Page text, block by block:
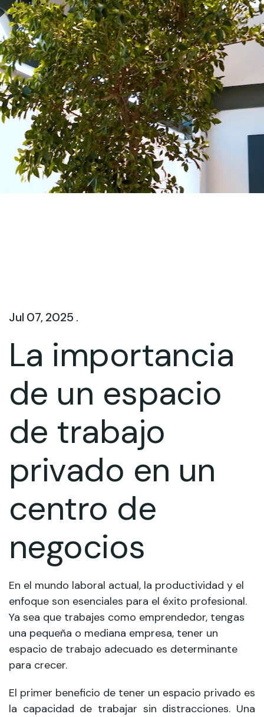
Jul 07, 2025 .
La importancia
de un espacio
de trabajo
privado en un
centro de
negocios
En el mundo laboral actual, la productividad y el
enfoque son esenciales para el éxito profesional.
Ya sea que trabajes como emprendedor, tengas
una pequeña o mediana empresa, tener un
espacio de trabajo adecuado es determinante
para crecer.
El primer beneficio de tener un espacio privado es
la capacidad de trabajar sin distracciones. Una